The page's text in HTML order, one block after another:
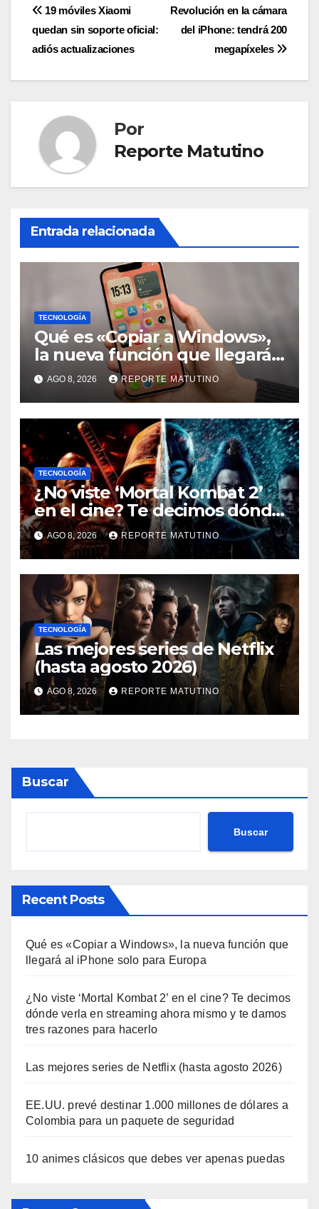
Navegación
de
entradas
Revolución en la cámara
del iPhone: tendrá 200
megapíxeles
19 móviles Xiaomi
quedan sin soporte oficial:
adiós actualizaciones
Por
Reporte Matutino
Entrada relacionada
TECNOLOGÍA
Qué es «Copiar a Windows»,
la nueva función que llegará
al iPhone solo para Europa
AGO 8, 2026 REPORTE MATUTINO
TECNOLOGÍA
¿No viste ‘Mortal Kombat 2’
en el cine? Te decimos dónde
verla en streaming ahora
mismo y te damos tres
razones para hacerlo
AGO 8, 2026 REPORTE MATUTINO
TECNOLOGÍA
Las mejores series de Netflix
(hasta agosto 2026)
AGO 8, 2026 REPORTE MATUTINO
Buscar
Buscar
Recent Posts
Qué es «Copiar a Windows», la nueva función que
llegará al iPhone solo para Europa
¿No viste ‘Mortal Kombat 2’ en el cine? Te decimos
dónde verla en streaming ahora mismo y te damos
tres razones para hacerlo
Las mejores series de Netflix (hasta agosto 2026)
EE.UU. prevé destinar 1.000 millones de dólares a
Colombia para un paquete de seguridad
10 animes clásicos que debes ver apenas puedas